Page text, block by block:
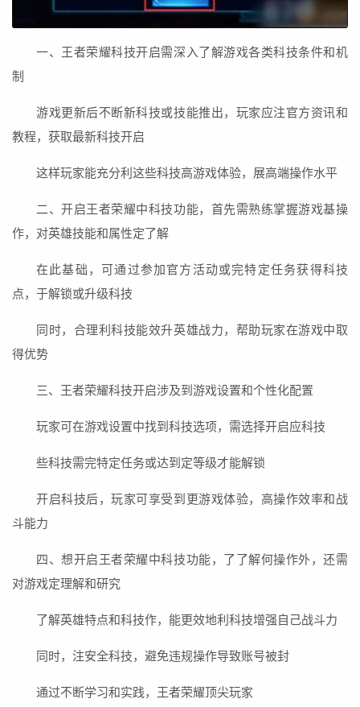
一、王者荣耀科技开启需深入了解游戏各类科技条件和机
制
游戏更新后不断新科技或技能推出，玩家应注官方资讯和
教程，获取最新科技开启
这样玩家能充分利这些科技高游戏体验，展高端操作水平
二、开启王者荣耀中科技功能，首先需熟练掌握游戏基操
作，对英雄技能和属性定了解
在此基础，可通过参加官方活动或完特定任务获得科技
点，于解锁或升级科技
同时，合理利科技能效升英雄战力，帮助玩家在游戏中取
得优势
三、王者荣耀科技开启涉及到游戏设置和个性化配置
玩家可在游戏设置中找到科技选项，需选择开启应科技
些科技需完特定任务或达到定等级才能解锁
开启科技后，玩家可享受到更游戏体验，高操作效率和战
斗能力
四、想开启王者荣耀中科技功能，了了解何操作外，还需
对游戏定理解和研究
了解英雄特点和科技作，能更效地利科技增强自己战斗力
同时，注安全科技，避免违规操作导致账号被封
通过不断学习和实践，王者荣耀顶尖玩家